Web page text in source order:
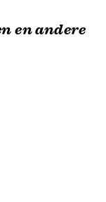
en andere